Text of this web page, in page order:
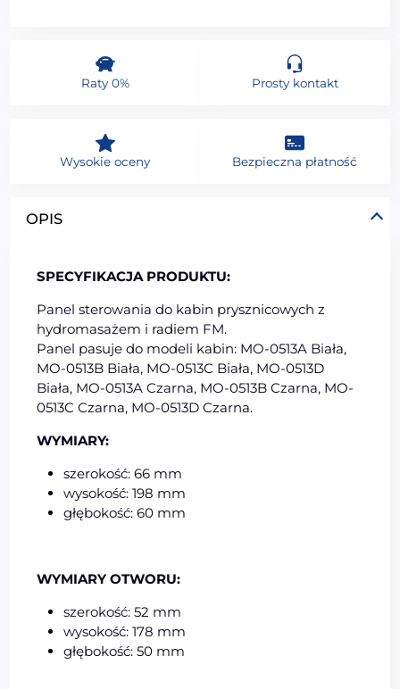
OPIS
SPECYFIKACJA PRODUKTU:
Panel sterowania do kabin prysznicowych z
hydromasażem i radiem FM.
Panel pasuje do modeli kabin: MO-0513A Biała,
MO-0513B Biała, MO-0513C Biała, MO-0513D
Biała, MO-0513A Czarna, MO-0513B Czarna, MO-
0513C Czarna, MO-0513D Czarna.
WYMIARY:
szerokość: 66 mm
wysokość: 198 mm
głębokość: 60 mm
WYMIARY OTWORU:
szerokość: 52 mm
wysokość: 178 mm
głębokość: 50 mm
Raty 0% Prosty kontakt
Wysokie oceny Bezpieczna płatność